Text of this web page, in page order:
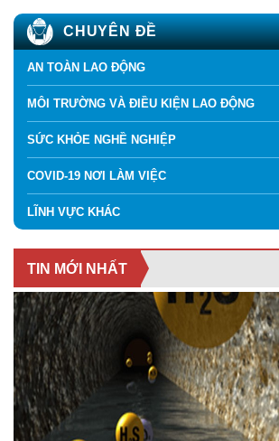
CHUYÊN ĐỀ
AN TOÀN LAO ĐỘNG
MÔI TRƯỜNG VÀ ĐIỀU KIỆN LAO ĐỘNG
SỨC KHỎE NGHỀ NGHIỆP
COVID-19 NƠI LÀM VIỆC
LĨNH VỰC KHÁC
TIN MỚI NHẤT